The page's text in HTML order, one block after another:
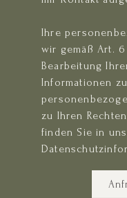
Ihre
wir gemäß Art. 6
Bearbeitung
Informationen
zu Ihren
finden Sie in